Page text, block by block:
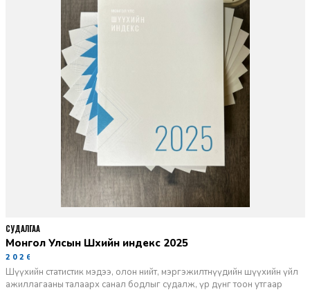
Монгол Улсын Шүүхийн индекс 2025
2026-06-11
Шүүхийн статистик мэдээ, олон нийт, мэргэжилтнүүдийн шүүхийн үйл
ажиллагааны талаарх санал бодлыг судалж, үр дүнг тоон утгаар
СУДАЛГАА